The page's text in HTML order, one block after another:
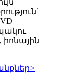
իոնային
>